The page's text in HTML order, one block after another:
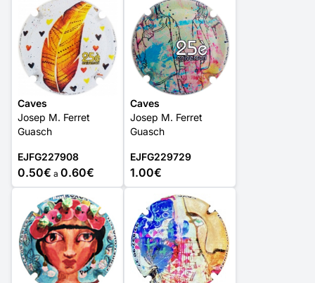
Caves
Josep M. Ferret
Guasch
EJFG227908
0.50€ a 0.60€
Caves
Josep M. Ferret
Guasch
EJFG229729
1.00€